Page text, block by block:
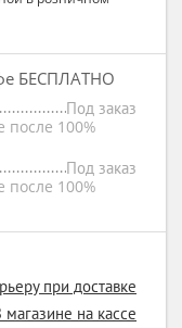
БЕСПЛАТНО
Под заказ
после 100%
Под заказ
после 100%
при доставке
магазине на кассе